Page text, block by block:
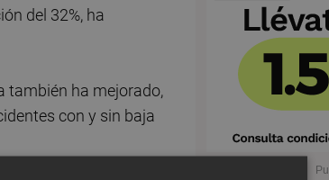
del 32%, ha
también ha mejorado,
con y sin baja